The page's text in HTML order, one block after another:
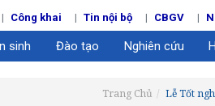
Công khai Tin nội bộ CBGV
sinh Đào tạo Nghiên cứu
Trang Chủ Lễ Tốt